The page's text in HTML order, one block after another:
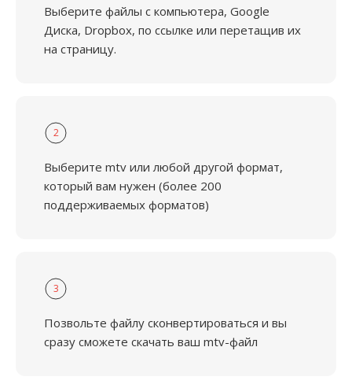
Выберите файлы с компьютера, Google
Диска, Dropbox, по ссылке или перетащив их
на страницу.
2
Выберите mtv или любой другой формат,
который вам нужен (более 200
поддерживаемых форматов)
3
Позвольте файлу сконвертироваться и вы
сразу сможете скачать ваш mtv-файл